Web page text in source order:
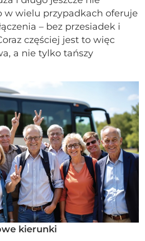
w wielu przypadkach oferuje
– bez przesiadek i
częściej jest to więc
a nie tylko tańszy
kierunki